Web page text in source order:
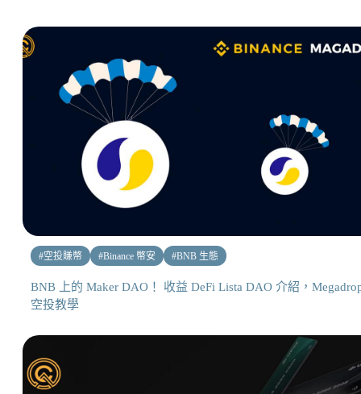
#空投賺幣 #Binance 幣安 #BNB 生態
BNB 上的 Maker DAO！ 收益 DeFi Lista DAO 介紹，
空投教學